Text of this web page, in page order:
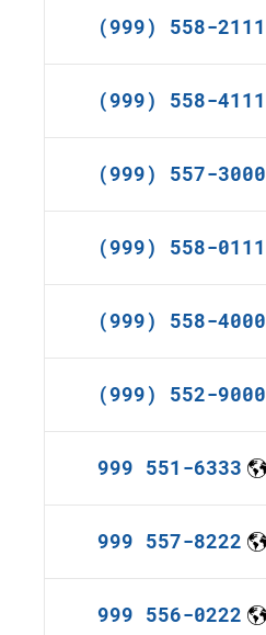
(999) 558-2111
(999) 558-4111
(999) 557-3000
(999) 558-0111
(999) 558-4000
(999) 552-9000
999 551-6333
999 557-8222
999 556-0222